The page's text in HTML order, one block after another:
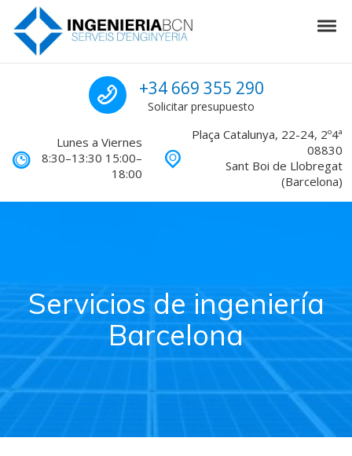
Skip to navigation
Skip to content
Ingenieria en Barcelona
Llámanos para
+34 669 355 290
Solicitar presupuesto
Lunes a Viernes
8:30–13:30 15:00–
18:00
Plaça Catalunya, 22-24, 2º4ª
08830
Sant Boi de Llobregat
(Barcelona)
Servicios de ingeniería
Barcelona